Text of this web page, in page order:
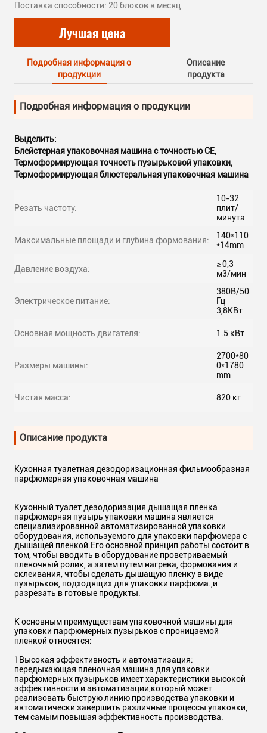
Поставка способности: 20 блоков в месяц
Лучшая цена
Подробная информация о
продукции
Описание
продукта
Подробная информация о продукции
Выделить:
Блейстерная упаковочная машина с точностью CE,
Термоформирующая точность пузырьковой упаковки,
Термоформирующая блюстеральная упаковочная машина
Резать частоту:
10-32
плит/
минута
Максимальные площади и глубина формования:
140*110
*14mm
Давление воздуха:
≥ 0,3
м3/мин
Электрическое питание:
380В/50
Гц
3,8КВт
Основная мощность двигателя: 1.5 кВт
Размеры машины:
2700*80
0*1780
mm
Чистая масса: 820 кг
Описание продукта
Кухонная туалетная дезодоризационная фильмообразная
парфюмерная упаковочная машина
Кухонный туалет дезодоризация дышащая пленка
парфюмерная пузырь упаковки машина является
специализированной автоматизированной упаковки
оборудования, используемого для упаковки парфюмера с
дышащей пленкой.Его основной принцип работы состоит в
том, чтобы вводить в оборудование проветриваемый
пленочный ролик, а затем путем нагрева, формования и
склеивания, чтобы сделать дышащую пленку в виде
пузырьков, подходящих для упаковки парфюма.,и
разрезать в готовые продукты.
К основным преимуществам упаковочной машины для
упаковки парфюмерных пузырьков с проницаемой
пленкой относятся:
1Высокая эффективность и автоматизация:
передыхающая пленочная машина для упаковки
парфюмерных пузырьков имеет характеристики высокой
эффективности и автоматизации,который может
реализовать быструю линию производства упаковки и
автоматически завершить различные процессы упаковки,
тем самым повышая эффективность производства.